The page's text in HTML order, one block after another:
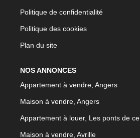
Politique de confidentialité
Politique des cookies
Plan du site
NOS ANNONCES
Appartement à vendre, Angers
Maison à vendre, Angers
Appartement à louer, Les ponts de ce
Maison à vendre, Avrille